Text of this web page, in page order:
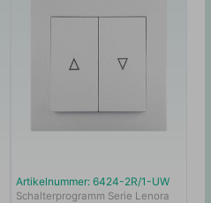
Artikelnummer: 6424-2R/1-UW
Schalterprogramm Serie Lenora